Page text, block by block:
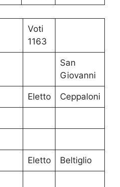
Voti
1163
San
Giovanni
Eletto Ceppaloni
Eletto Beltiglio